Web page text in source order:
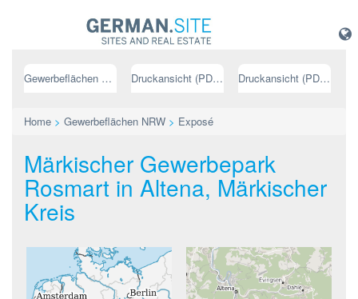
Gewerbeflächen NRW Druckansicht (PDF) // deutsch Druckansicht (PDF) // englisch
Home > Gewerbeflächen NRW > Exposé
Märkischer Gewerbepark
Rosmart in Altena, Märkischer
Kreis